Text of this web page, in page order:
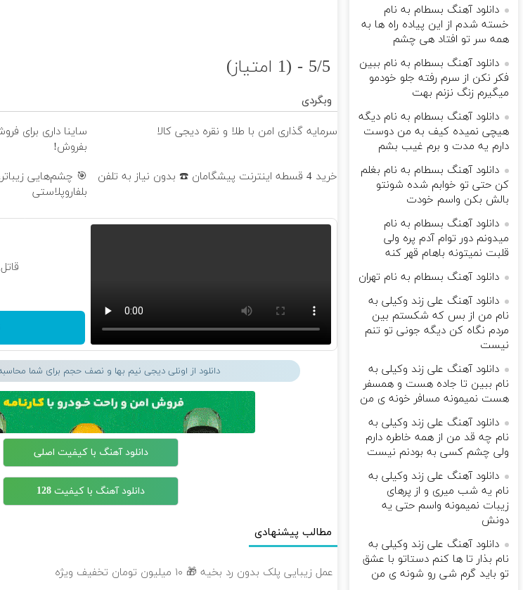
5/5 - (1 امتیاز)
وبگردی
سرمایه گذاری امن با طلا و نقره دیجی کالا
ساینا داری برای
بفروش!
خرید 4 قسطه اینترنت پیشگامان ☎️ بدون نیاز به تلفن
بلفاروپلاستی
دانلود از اونلی دیجی نیم بها و نصف حجم برای شما
دانلود آهنگ با کیفیت اصلی
دانلود آهنگ با کیفیت 128
مطالب پیشنهادی
عمل زیبایی پلک بدون رد بخیه 🎁 ۱۰ میلیون تومان تخفیف ویژه
دانلود آهنگ بسطام به نام
خسته شدم از این پیاده راه ها به
همه سر تو افتاد هی چشم
دانلود آهنگ بسطام به نام ببین
فکر نکن از سرم رفته جلو خودمو
میگیرم زنگ نزنم بهت
دانلود آهنگ بسطام به نام دیگه
هیچی نمیده کیف به من دوست
دارم یه مدت و برم غیب بشم
دانلود آهنگ بسطام به نام بغلم
کن حتی تو خوابم شده شونتو
بالش بکن واسم خودت
دانلود آهنگ بسطام به نام
میدونم دور توام آدم پره ولی
قلبت نمیتونه باهام قهر کنه
دانلود آهنگ بسطام به نام تهران
دانلود آهنگ علی زند وکیلی به
نام من از بس كه شكستم بین
مردم نگاه كن دیگه جونى تو تنم
نیست
دانلود آهنگ علی زند وکیلی به
نام ببین تا جاده هست و همسفر
هست نمیمونه مسافر خونه ی من
دانلود آهنگ علی زند وکیلی به
نام چه قد من از همه خاطره دارم
ولی چشم كسی به بودنم نیست
دانلود آهنگ علی زند وکیلی به
نام یه شب میرى و از پرهای
زيبات نمیمونه واسم حتی یه
دونش
دانلود آهنگ علی زند وکیلی به
نام بذار تا ها كنم دستاتو با عشق
تو باید گرم شی رو شونه ى من